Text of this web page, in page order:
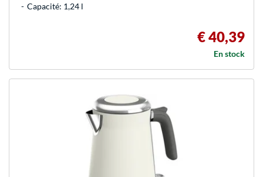
Capacité: 1,24 l
€ 40,39
En stock